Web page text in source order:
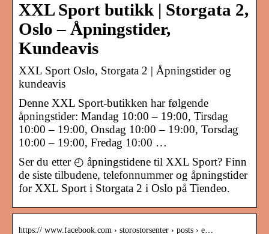
XXL Sport butikk | Storgata 2,
Oslo – Åpningstider,
Kundeavis
XXL Sport Oslo, Storgata 2 | Åpningstider og
kundeavis
Denne XXL Sport-butikken har følgende
åpningstider: Mandag 10:00 – 19:00, Tirsdag
10:00 – 19:00, Onsdag 10:00 – 19:00, Torsdag
10:00 – 19:00, Fredag 10:00 …
Ser du etter ◴ åpningstidene til XXL Sport? Finn
de siste tilbudene, telefonnummer og åpningstider
for XXL Sport i Storgata 2 i Oslo på Tiendeo.
https:// www.facebook.com › storostorsenter › posts › e…